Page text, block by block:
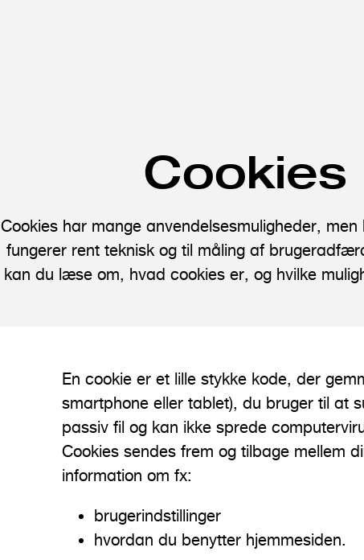
Cookies har mange anvendelsesmuligheder,
fungerer rent teknisk og til måling af
kan du læse om, hvad cookies er, og hvilke
En cookie er et lille stykke kode, der
smartphone eller tablet), du bruger til at
passiv fil og kan ikke sprede
Cookies sendes frem og tilbage mellem
information om fx:
brugerindstillinger
hvordan du benytter hjemmesiden.